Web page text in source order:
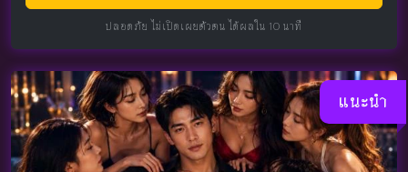
ปลอดภัย ไม่เปิดเผยตัวตน ได้ผลใน 10 นาที
แนะนำ